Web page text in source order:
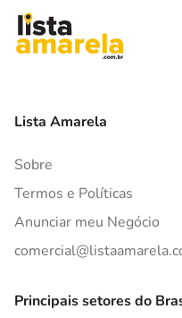
Lista Amarela
Sobre
Termos e Políticas
Anunciar meu Negócio
Principais setores do